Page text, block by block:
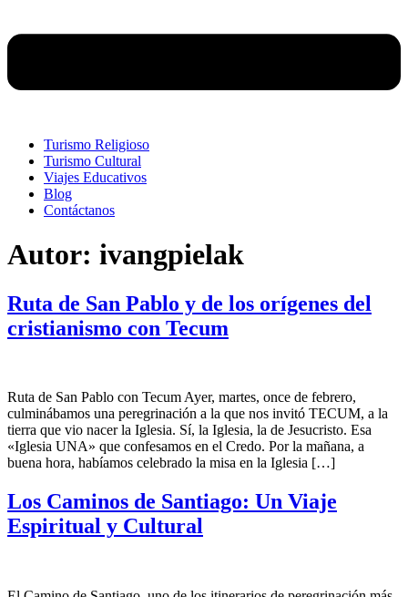
Turismo Religioso
Turismo Cultural
Viajes Educativos
Blog
Contáctanos
Autor: ivangpielak
Ruta de San Pablo y de los orígenes del
cristianismo con Tecum
Ruta de San Pablo con Tecum Ayer, martes, once de febrero,
culminábamos una peregrinación a la que nos invitó TECUM, a la
tierra que vio nacer la Iglesia. Sí, la Iglesia, la de Jesucristo. Esa
«Iglesia UNA» que confesamos en el Credo. Por la mañana, a
buena hora, habíamos celebrado la misa en la Iglesia […]
Los Caminos de Santiago: Un Viaje
Espiritual y Cultural